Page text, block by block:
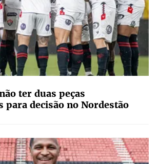
ter duas peças
para decisão no Nordestão